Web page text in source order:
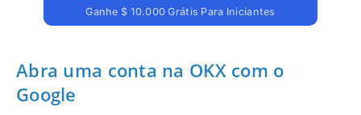
Ganhe $ 10.000 Grátis Para Iniciantes
Abra uma conta na OKX com o
Google